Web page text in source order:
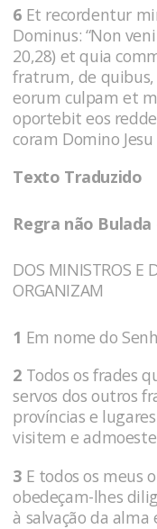
6 Et recordentur
Dominus: “Non
20,28) et quia
fratrum, de
eorum culpam et
oportebit eos
coram Domino
Texto Traduzido
Regra não Bulada
DOS MINISTROS E
ORGANIZAM
1 Em nome do
2 Todos os frades
servos dos outros
províncias e
visitem e
3 E todos os meus
obedeçam-lhes
à salvação da alma